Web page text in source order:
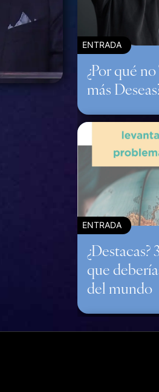
ENTRADA
¿Por qué
más
ENTRADA
¿Destacas?
que
del mundo